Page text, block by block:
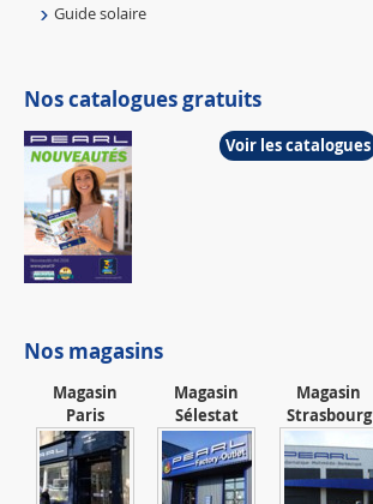
Guide solaire
Nos catalogues gratuits
Voir les catalogues
Nos magasins
Magasin
Paris
Magasin
Sélestat
Magasin
Strasbourg